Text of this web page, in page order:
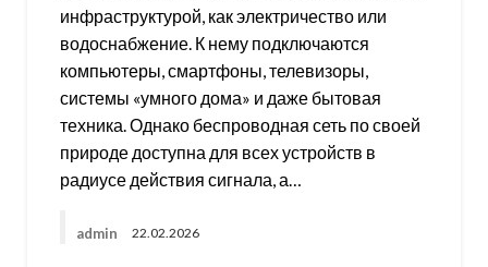
инфраструктурой, как электричество или
водоснабжение. К нему подключаются
компьютеры, смартфоны, телевизоры,
системы «умного дома» и даже бытовая
техника. Однако беспроводная сеть по своей
природе доступна для всех устройств в
радиусе действия сигнала, а…
admin 22.02.2026